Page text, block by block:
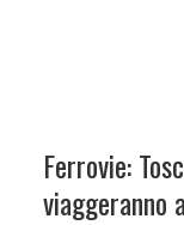
Ferrovie:
viaggeranno